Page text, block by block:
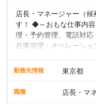
店長・マネージャー（
す！ ◆～おもな仕事内
理・予約管理、電話対応
在庫管理・オペレーショ
入社後はスキルに合わせ
向上を目指すDX推進～
勤務先情報 東京都
職種 店長・マ